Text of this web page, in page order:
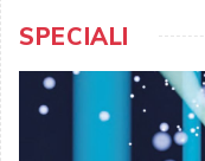
SPECIALI